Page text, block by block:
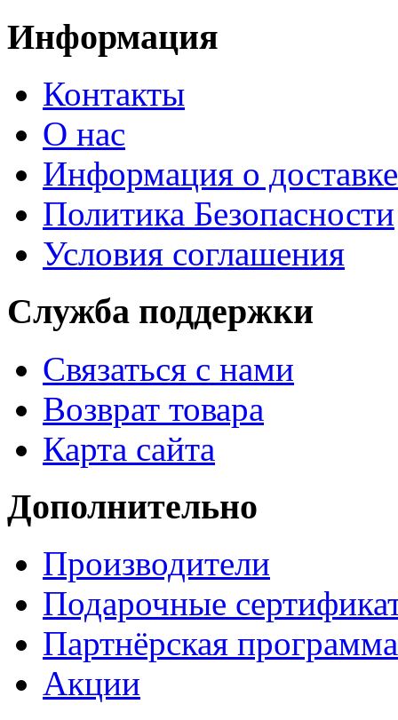
Информация
Контакты
О нас
Информация о доставке
Политика Безопасности
Условия соглашения
Служба поддержки
Связаться с нами
Возврат товара
Карта сайта
Дополнительно
Производители
Подарочные
Партнёрская программа
Акции